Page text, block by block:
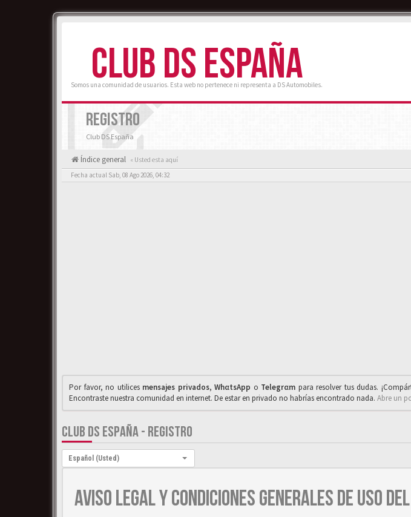
CLUB DS ESPAÑA
Somos una comunidad de usuarios. Esta web no pertenece ni representa a DS Automobiles.
REGISTRO
Club DS España
Índice general « Usted esta aquí
Fecha actual Sab, 08 Ago 2026, 04:32
Por favor, no utilices mensajes privados,WhαtsApp o Telegrαm para resolver tus dudas.
Encontraste nuestra comunidad en internet. De estar en privado no habrías encontrado nada. Abre un
CLUB DS ESPAÑA - REGISTRO
Idioma:
Español (Usted)
AVISO LEGAL Y CONDICIONES GENERALES DE USO